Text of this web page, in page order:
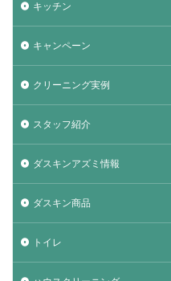
キッチン
キャンペーン
クリーニング実例
スタッフ紹介
ダスキンアズミ情報
ダスキン商品
トイレ